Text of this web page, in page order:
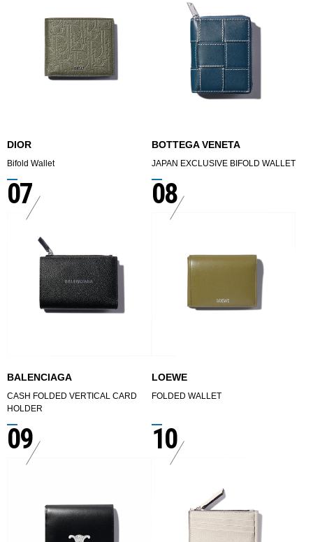
DIOR
Bifold Wallet
BOTTEGA VENETA
JAPAN EXCLUSIVE BIFOLD WALLET
07
BALENCIAGA
CASH FOLDED VERTICAL CARD
HOLDER
08
LOEWE
FOLDED WALLET
09 10